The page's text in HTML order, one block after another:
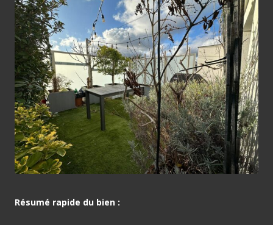
Résumé rapide du bien :